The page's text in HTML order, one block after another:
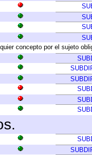
concepto por el sujeto